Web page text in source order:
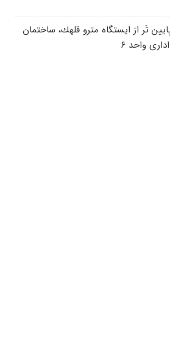
تَر از ايستگاه مترو قلهك، ساختمان
واحد ٦